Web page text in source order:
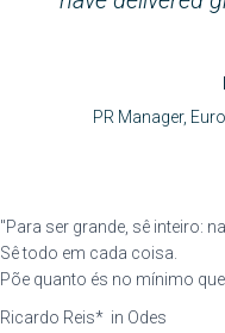
PR Manager,
"Para ser grande, sê inteiro:
Sê todo em cada coisa.
Põe quanto és no mínimo
Ricardo Reis* in Odes